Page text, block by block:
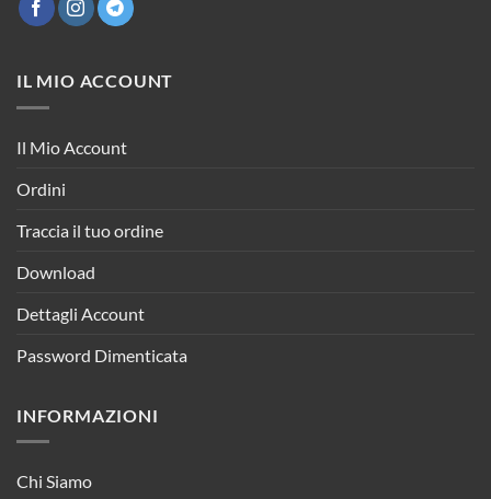
IL MIO ACCOUNT
Il Mio Account
Ordini
Traccia il tuo ordine
Download
Dettagli Account
Password Dimenticata
INFORMAZIONI
Chi Siamo